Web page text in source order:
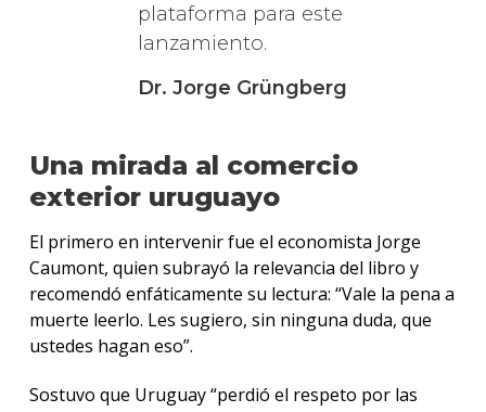
plataforma para este
lanzamiento.
Dr. Jorge Grüngberg
Una mirada al comercio
exterior uruguayo
El primero en intervenir fue el economista Jorge
Caumont, quien subrayó la relevancia del libro y
recomendó enfáticamente su lectura: “Vale la pena a
muerte leerlo. Les sugiero, sin ninguna duda, que
ustedes hagan eso”.
Sostuvo que Uruguay “perdió el respeto por las